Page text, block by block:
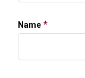
Name *